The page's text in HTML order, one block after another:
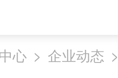
心 > 企业动态